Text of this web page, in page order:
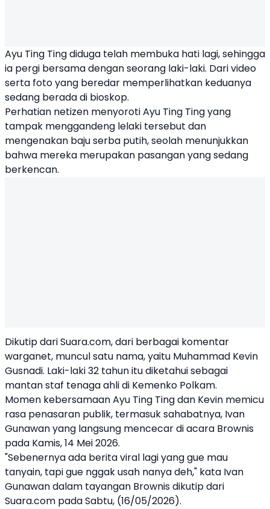
Ayu Ting Ting diduga telah membuka hati lagi, sehingga
ia pergi bersama dengan seorang laki-laki. Dari video
serta foto yang beredar memperlihatkan keduanya
sedang berada di bioskop.
Perhatian netizen menyoroti Ayu Ting Ting yang
tampak menggandeng lelaki tersebut dan
mengenakan baju serba putih, seolah menunjukkan
bahwa mereka merupakan pasangan yang sedang
berkencan.
Dikutip dari Suara.com, dari berbagai komentar
warganet, muncul satu nama, yaitu Muhammad Kevin
Gusnadi. Laki-laki 32 tahun itu diketahui sebagai
mantan staf tenaga ahli di Kemenko Polkam.
Momen kebersamaan Ayu Ting Ting dan Kevin memicu
rasa penasaran publik, termasuk sahabatnya, Ivan
Gunawan yang langsung mencecar di acara Brownis
pada Kamis, 14 Mei 2026.
"Sebenernya ada berita viral lagi yang gue mau
tanyain, tapi gue nggak usah nanya deh," kata Ivan
Gunawan dalam tayangan Brownis dikutip dari
Suara.com pada Sabtu, (16/05/2026).